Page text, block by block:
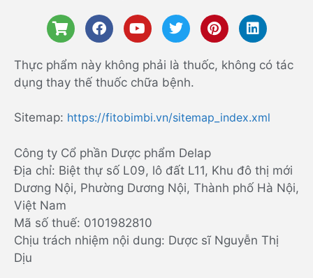
Thực phẩm này không phải là thuốc, không có tác
dụng thay thế thuốc chữa bệnh.
Sitemap: https://fitobimbi.vn/sitemap_index.xml
Công ty Cổ phần Dược phẩm Delap
Địa chỉ: Biệt thự số L09, lô đất L11, Khu đô thị mới
Dương Nội, Phường Dương Nội, Thành phố Hà Nội,
Việt Nam
Mã số thuế: 0101982810
Chịu trách nhiệm nội dung: Dược sĩ Nguyễn Thị
Dịu